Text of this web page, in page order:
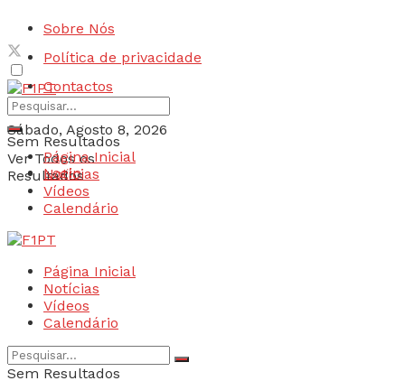
Sobre Nós
Política de privacidade
Contactos
Sábado, Agosto 8, 2026
Login
Sem Resultados
Ver Todos os
Resultados
Página Inicial
Notícias
Vídeos
Calendário
Página Inicial
Notícias
Vídeos
Calendário
Sem Resultados